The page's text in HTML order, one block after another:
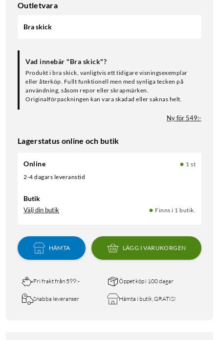
Outletvara
Bra skick
Vad innebär "Bra skick"?
Produkt i bra skick, vanligtvis ett tidigare visningsexemplar
eller återköp. Fullt funktionell men med synliga tecken på
användning, såsom repor eller skrapmärken.
Originalförpackningen kan vara skadad eller saknas helt.
Ny för 549:-
Lagerstatus online och butik
Online
1 st
2-4 dagars leveranstid
Butik
Välj din butik Finns i 1 butik.
HÄMTA LÄGG I VARUKORGEN
Fri frakt från 599:- Öppet köp i 100 dagar
Snabba leveranser Hämta i butik, GRATIS!